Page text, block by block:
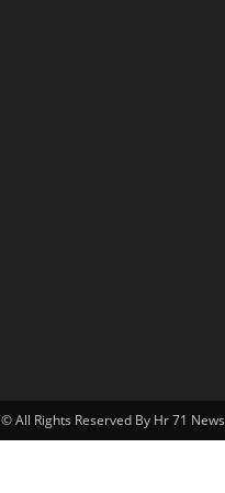
© All Rights Reserved By Hr 71 News